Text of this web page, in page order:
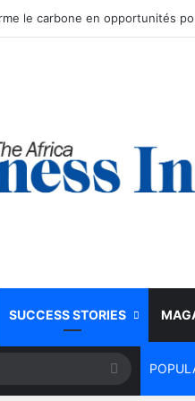
SUCCESS STORIES
Rechercher